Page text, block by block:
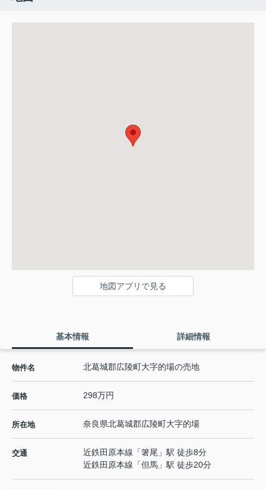
地図アプリで見る
基本情報 詳細情報
物件名 北葛城郡広陵町大字的場の売地
価格 298万円
所在地 奈良県北葛城郡広陵町大字的場
交通 近鉄田原本線 「箸尾 」駅 徒歩8分
近鉄田原本線 「但馬 」駅 徒歩20分